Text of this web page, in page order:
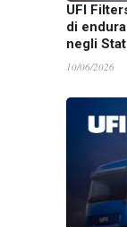
UFI
di
negli
10/06/2026